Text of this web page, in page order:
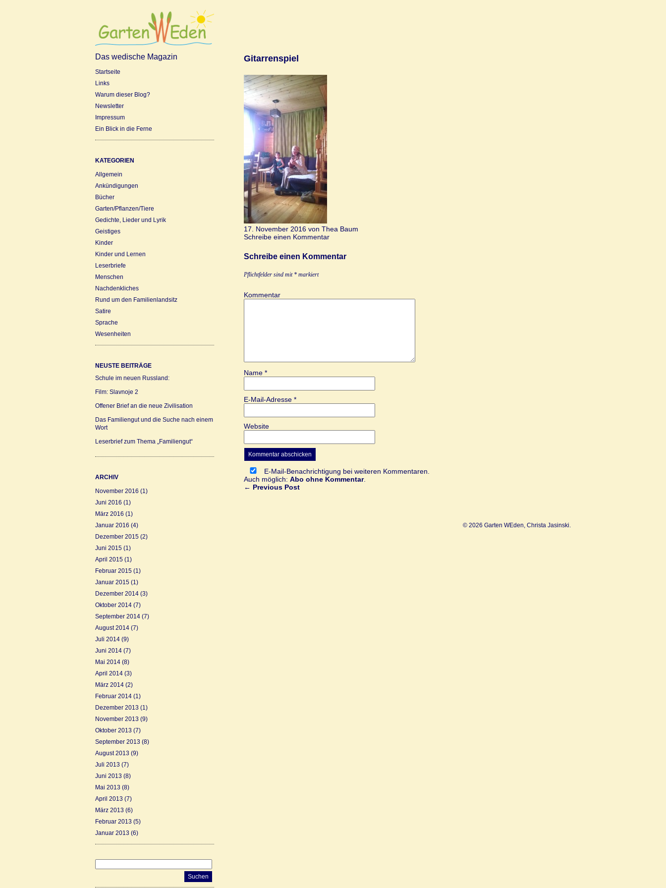
Das wedische Magazin
Startseite
Links
Warum dieser Blog?
Newsletter
Impressum
Ein Blick in die Ferne
KATEGORIEN
Allgemein
Ankündigungen
Bücher
Garten/Pflanzen/Tiere
Gedichte, Lieder und Lyrik
Geistiges
Kinder
Kinder und Lernen
Leserbriefe
Menschen
Nachdenkliches
Rund um den Familienlandsitz
Satire
Sprache
Wesenheiten
NEUSTE BEITRÄGE
Schule im neuen Russland:
Film: Slavnoje 2
Offener Brief an die neue Zivilisation
Das Familiengut und die Suche nach einem
Wort
Leserbrief zum Thema „Familiengut“
ARCHIV
November 2016 (1)
Juni 2016 (1)
März 2016 (1)
Januar 2016 (4)
Dezember 2015 (2)
Juni 2015 (1)
April 2015 (1)
Februar 2015 (1)
Januar 2015 (1)
Dezember 2014 (3)
Oktober 2014 (7)
September 2014 (7)
August 2014 (7)
Juli 2014 (9)
Juni 2014 (7)
Mai 2014 (8)
April 2014 (3)
März 2014 (2)
Februar 2014 (1)
Dezember 2013 (1)
November 2013 (9)
Oktober 2013 (7)
September 2013 (8)
August 2013 (9)
Juli 2013 (7)
Juni 2013 (8)
Mai 2013 (8)
April 2013 (7)
März 2013 (6)
Februar 2013 (5)
Januar 2013 (6)
Gitarrenspiel
17. November 2016 von Thea Baum
Schreibe einen Kommentar
Schreibe einen Kommentar
Pflichtfelder sind mit * markiert
Kommentar
Name *
E-Mail-Adresse *
Website
E-Mail-Benachrichtigung bei weiteren Kommentaren.
Auch möglich: Abo ohne Kommentar.
← Previous Post
© 2026 Garten WEden, Christa Jasinski.